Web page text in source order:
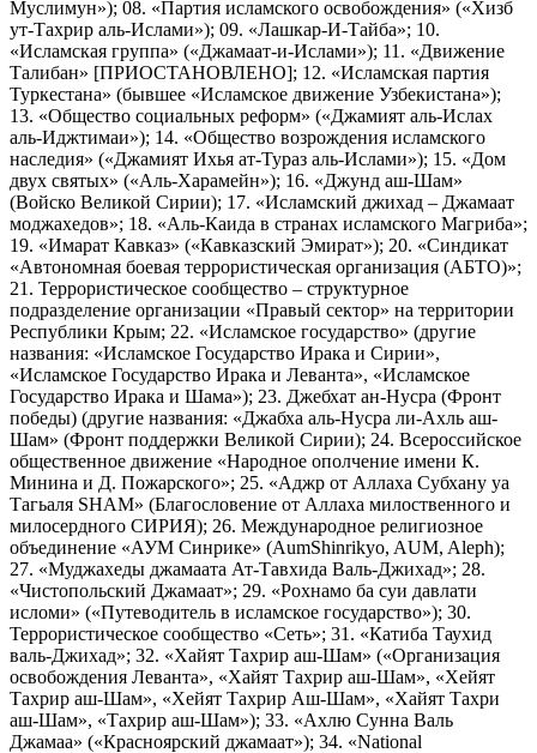
Муслимун»); 08. «Партия исламского освобождения» («Хизб
ут-Тахрир аль-Ислами»); 09. «Лашкар-И-Тайба»; 10.
«Исламская группа» («Джамаат-и-Ислами»); 11. «Движение
Талибан» [ПРИОСТАНОВЛЕНО]; 12. «Исламская партия
Туркестана» (бывшее «Исламское движение Узбекистана»);
13. «Общество социальных реформ» («Джамият аль-Ислах
аль-Иджтимаи»); 14. «Общество возрождения исламского
наследия» («Джамият Ихья ат-Тураз аль-Ислами»); 15. «Дом
двух святых» («Аль-Харамейн»); 16. «Джунд аш-Шам»
(Войско Великой Сирии); 17. «Исламский джихад – Джамаат
моджахедов»; 18. «Аль-Каида в странах исламского Магриба»;
19. «Имарат Кавказ» («Кавказский Эмират»); 20. «Синдикат
«Автономная боевая террористическая организация (АБТО)»;
21. Террористическое сообщество – структурное
подразделение организации «Правый сектор» на территории
Республики Крым; 22. «Исламское государство» (другие
названия: «Исламское Государство Ирака и Сирии»,
«Исламское Государство Ирака и Леванта», «Исламское
Государство Ирака и Шама»); 23. Джебхат ан-Нусра (Фронт
победы) (другие названия: «Джабха аль-Нусра ли-Ахль аш-
Шам» (Фронт поддержки Великой Сирии); 24. Всероссийское
общественное движение «Народное ополчение имени К.
Минина и Д. Пожарского»; 25. «Аджр от Аллаха Субхану уа
Тагьаля SHAM» (Благословение от Аллаха милоственного и
милосердного СИРИЯ); 26. Международное религиозное
объединение «АУМ Синрике» (AumShinrikyo, AUM, Aleph);
27. «Муджахеды джамаата Ат-Тавхида Валь-Джихад»; 28.
«Чистопольский Джамаат»; 29. «Рохнамо ба суи давлати
исломи» («Путеводитель в исламское государство»); 30.
Террористическое сообщество «Сеть»; 31. «Катиба Таухид
валь-Джихад»; 32. «Хайят Тахрир аш-Шам» («Организация
освобождения Леванта», «Хайят Тахрир аш-Шам», «Хейят
Тахрир аш-Шам», «Хейят Тахрир Аш-Шам», «Хайят Тахри
аш-Шам», «Тахрир аш-Шам»); 33. «Ахлю Сунна Валь
Джамаа» («Красноярский джамаат»); 34. «National